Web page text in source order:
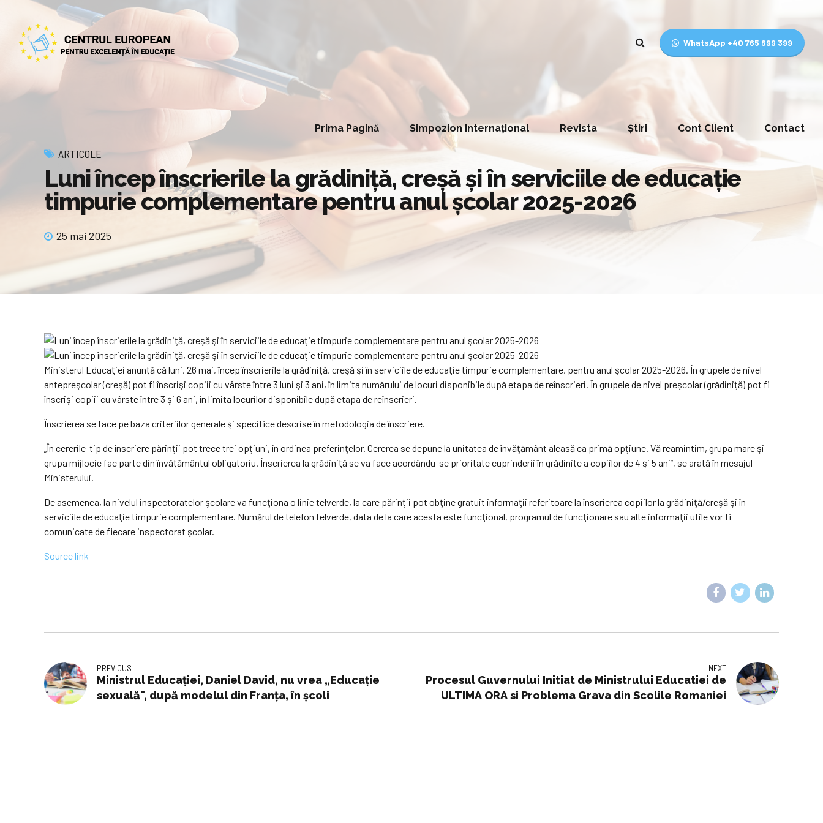
WhatsApp +40 765 699 399
Prima Pagină Simpozion Internațional Revista Știri Cont Client Contact
ARTICOLE
Luni încep înscrierile la grădiniţă, creşă şi în serviciile de educaţie
timpurie complementare pentru anul şcolar 2025-2026
25 mai 2025
Ministerul Educaţiei anunţă că luni, 26 mai, încep înscrierile la grădiniţă, creşă şi în serviciile de educaţie timpurie complementare, pentru anul şcolar 2025-2026. În grupele de nivel
antepreşcolar (creşă) pot fi înscrişi copiii cu vârste între 3 luni şi 3 ani, în limita numărului de locuri disponibile după etapa de reînscrieri. În grupele de nivel preşcolar (grădiniţă) pot fi
înscrişi copiii cu vârste între 3 şi 6 ani, în limita locurilor disponibile după etapa de reînscrieri.
Înscrierea se face pe baza criteriilor generale şi specifice descrise în metodologia de înscriere.
„În cererile-tip de înscriere părinţii pot trece trei opţiuni, în ordinea preferinţelor. Cererea se depune la unitatea de învăţământ aleasă ca primă opţiune. Vă reamintim, grupa mare şi
grupa mijlocie fac parte din învăţământul obligatoriu. Înscrierea la grădiniţă se va face acordându-se prioritate cuprinderii în grădiniţe a copiilor de 4 şi 5 ani”, se arată în mesajul
Ministerului.
De asemenea, la nivelul inspectoratelor şcolare va funcţiona o linie telverde, la care părinţii pot obţine gratuit informaţii referitoare la înscrierea copiilor la grădiniţă/creşă şi în
serviciile de educaţie timpurie complementare. Numărul de telefon telverde, data de la care acesta este funcţional, programul de funcţionare sau alte informaţii utile vor fi
comunicate de fiecare inspectorat şcolar.
Source link
PREVIOUS
Ministrul Educației, Daniel David, nu vrea „Educaţie
sexuală", după modelul din Franţa, în școli
NEXT
Procesul Guvernului Initiat de Ministrului Educatiei de
ULTIMA ORA si Problema Grava din Scolile Romaniei